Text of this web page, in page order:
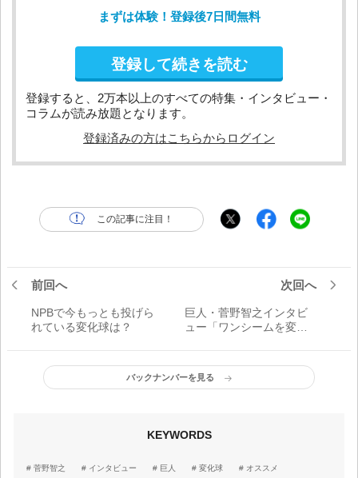
まずは体験！登録後7日間無料
登録して続きを読む
登録すると、2万本以上のすべての特集・インタビュー・
コラムが読み放題となります。
登録済みの方はこちらからログイン
この記事に注目！
前回へ
NPBで今もっとも投げら
れている変化球は？
次回へ
巨人・菅野智之インタビ
ュー「ワンシームを変化
ないんです」
バックナンバーを見る
KEYWORDS
菅野智之 インタビュー 巨人 変化球 オススメ